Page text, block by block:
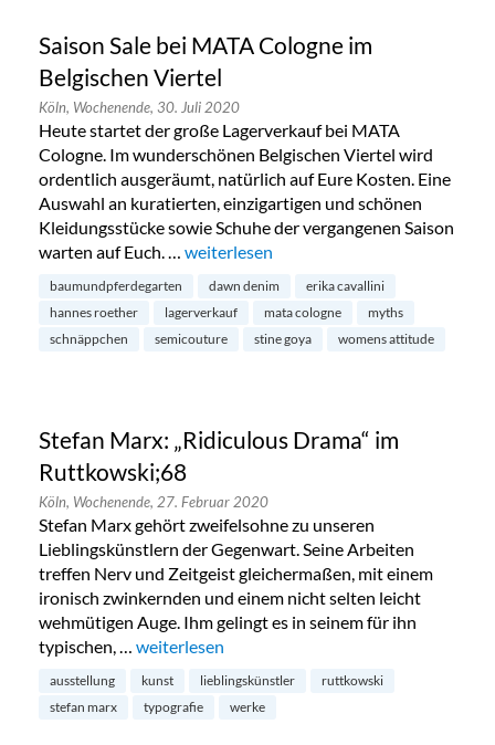
Saison Sale bei MATA Cologne im
Belgischen Viertel
Köln, Wochenende, 30. Juli 2020
Heute startet der große Lagerverkauf bei MATA
Cologne. Im wunderschönen Belgischen Viertel wird
ordentlich ausgeräumt, natürlich auf Eure Kosten. Eine
Auswahl an kuratierten, einzigartigen und schönen
Kleidungsstücke sowie Schuhe der vergangenen Saison
warten auf Euch. … „Saison Sale bei MATA Cologne im
weiterlesen
baumundpferdegarten dawn denim
erika cavallini
hannes roether
lagerverkauf mata cologne
myths
schnäppchen
semicouture stine goya womens attitude
Stefan Marx: „Ridiculous Drama“ im
Ruttkowski;68
Köln, Wochenende, 27. Februar 2020
Stefan Marx gehört zweifelsohne zu unseren
Lieblingskünstlern der Gegenwart. Seine Arbeiten
treffen Nerv und Zeitgeist gleichermaßen, mit einem
ironisch zwinkernden und einem nicht selten leicht
wehmütigen Auge. Ihm gelingt es in seinem für ihn
typischen, … „Stefan Marx: „Ridiculous Drama“ im
weiterlesen
ausstellung kunst lieblingskünstler
ruttkowski
stefan marx
typografie werke